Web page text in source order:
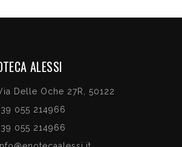
ALESSI
Delle Oche 27R, 50122
055 214966
055 214966